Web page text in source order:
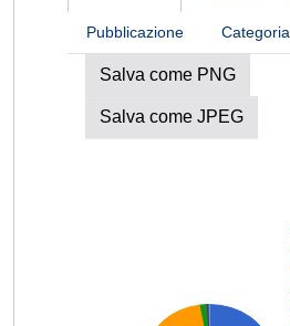
Pubblicazione Categoria
Salva come PNG
Salva come JPEG